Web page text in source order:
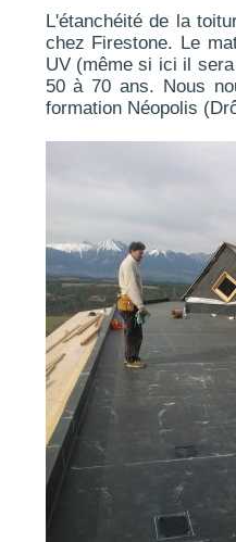
L'étanchéité de la
chez Firestone. Le
UV (même si ici il
50 à 70 ans. Nous
formation Néopolis